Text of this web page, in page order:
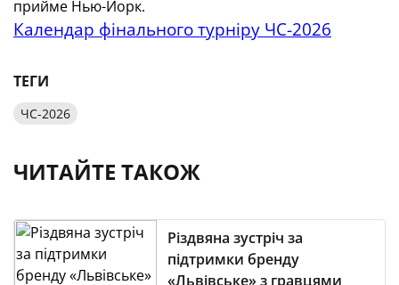
прийме Нью-Йорк.
Календар фінального турніру ЧС-2026
ТЕГИ
ЧС-2026
ЧИТАЙТЕ ТАКОЖ
Різдвяна зустріч за
підтримки бренду
«Львівське» з гравцями